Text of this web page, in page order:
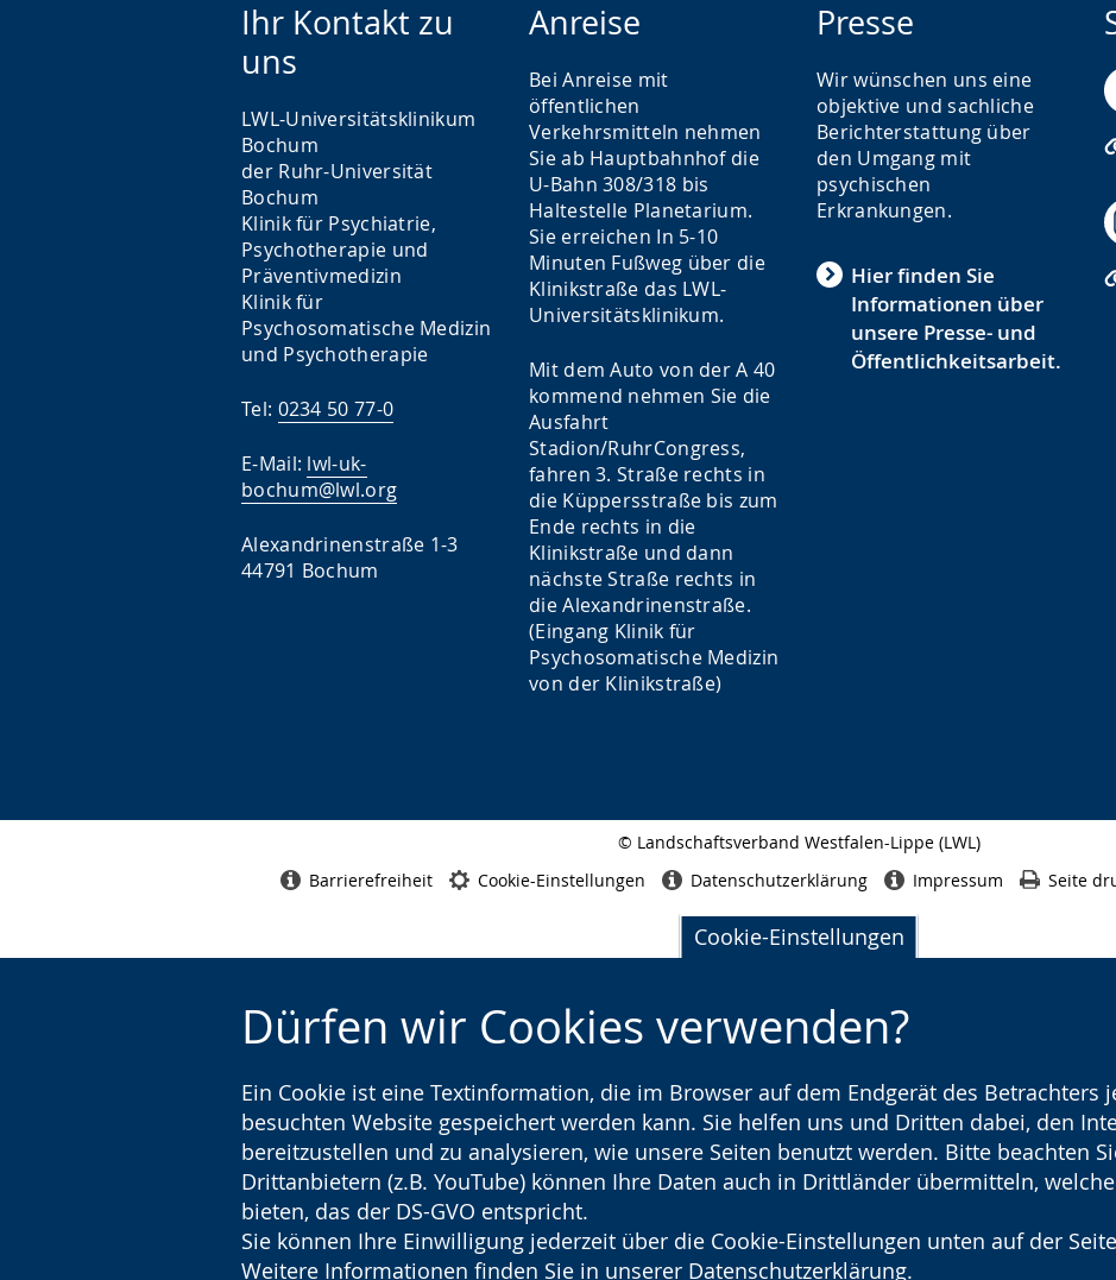
Cookie-Einstellungen
Dürfen wir Cookies verwenden?
Ein Cookie ist eine Textinformation, die im Browser auf dem Endgerät des Betrachters
besuchten Website gespeichert werden kann. Sie helfen uns und Dritten dabei, den
bereitzustellen und zu analysieren, wie unsere Seiten benutzt werden. Bitte beachten
Drittanbietern (z.B. YouTube) können Ihre Daten auch in Drittländer übermitteln,
bieten, das der DS-GVO entspricht.
Sie können Ihre Einwilligung jederzeit über die Cookie-Einstellungen unten auf der
Weitere Informationen finden Sie in unserer Datenschutzerklärung.
Ihr Kontakt zu
uns
LWL-Universitätsklinikum
Bochum
der Ruhr-Universität
Bochum
Klinik für Psychiatrie,
Psychotherapie und
Präventivmedizin
Klinik für
Psychosomatische Medizin
und Psychotherapie
Tel: 0234 50 77-0
E-Mail: lwl-uk-
bochum@lwl.org
Alexandrinenstraße 1-3
44791 Bochum
Anreise
Bei Anreise mit
öffentlichen
Verkehrsmitteln nehmen
Sie ab Hauptbahnhof die
U-Bahn 308/318 bis
Haltestelle Planetarium.
Sie erreichen In 5-10
Minuten Fußweg über die
Klinikstraße das LWL-
Universitätsklinikum.
Mit dem Auto von der A 40
kommend nehmen Sie die
Ausfahrt
Stadion/RuhrCongress,
fahren 3. Straße rechts in
die Küppersstraße bis zum
Ende rechts in die
Klinikstraße und dann
nächste Straße rechts in
die Alexandrinenstraße.
(Eingang Klinik für
Psychosomatische Medizin
von der Klinikstraße)
Presse
Wir wünschen uns eine
objektive und sachliche
Berichterstattung über
den Umgang mit
psychischen
Erkrankungen.
Hier finden Sie
Informationen über
unsere Presse- und
Öffentlichkeitsarbeit.
© Landschaftsverband Westfalen-Lippe (LWL)
Barrierefreiheit Cookie-Einstellungen Datenschutzerklärung Impressum Seite